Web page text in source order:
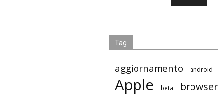
Tag
aggiornamento android
Apple beta browser